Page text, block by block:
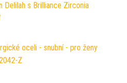
Delilah s Brilliance Zirconia
oceli - snubní - pro ženy
Z